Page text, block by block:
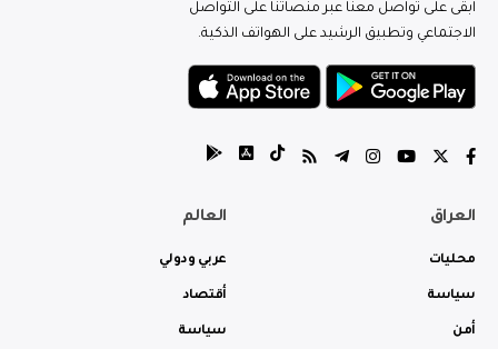
ابقى على تواصل معنا عبر منصاتنا على التواصل
الاجتماعي وتطبيق الرشيد على الهواتف الذكية.
العراق
محليات
سياسة
أمن
العالم
عربي ودولي
أقتصاد
سياسة